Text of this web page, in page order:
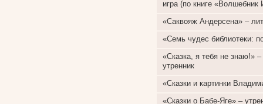
игра (по книге «Волшебник
«Саквояж Андерсена» –
«Семь чудес библиотеки:
«Сказка, я тебя не знаю!»
утренник
«Сказки и картинки
«Сказки о Бабе-Яге» –